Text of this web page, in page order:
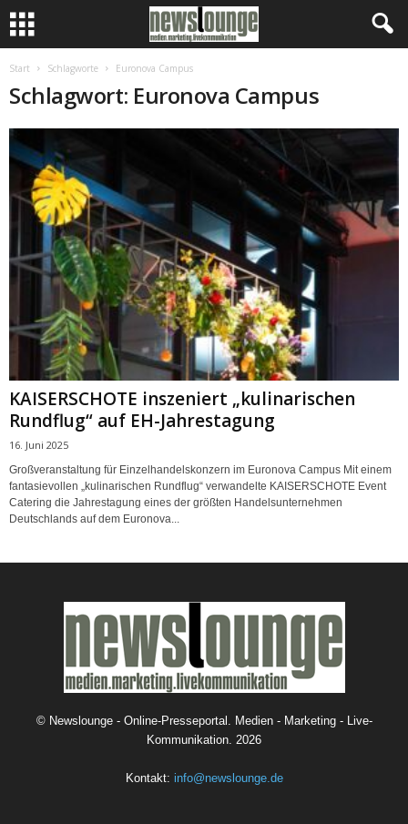
Start Schlagworte Euronova Campus
Schlagwort: Euronova Campus
KAISERSCHOTE inszeniert „kulinarischen
Rundflug“ auf EH-Jahrestagung
16. Juni 2025
Großveranstaltung für Einzelhandelskonzern im Euronova Campus Mit einem
fantasievollen „kulinarischen Rundflug“ verwandelte KAISERSCHOTE Event
Catering die Jahrestagung eines der größten Handelsunternehmen
Deutschlands auf dem Euronova...
© Newslounge - Online-Presseportal. Medien - Marketing - Live-
Kommunikation. 2026
Kontakt: info@newslounge.de